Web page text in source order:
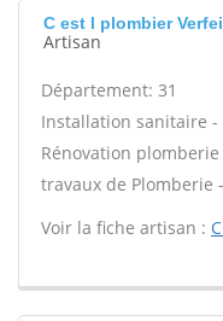
C est l plombier
Artisan
Département: 31
Installation sanitaire
Rénovation
travaux de Plomberie -
Voir la fiche artisan :